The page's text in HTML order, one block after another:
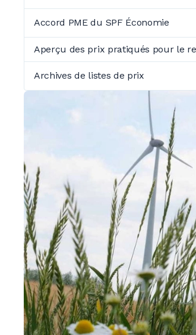
Accord PME du SPF Économie
Aperçu des prix pratiqués pour le
Archives de listes de prix